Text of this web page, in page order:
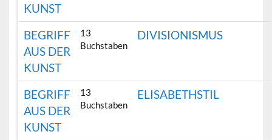
KUNST
BEGRIFF
AUS DER
KUNST
13
Buchstaben
DIVISIONISMUS
BEGRIFF
AUS DER
KUNST
13
Buchstaben
ELISABETHSTIL